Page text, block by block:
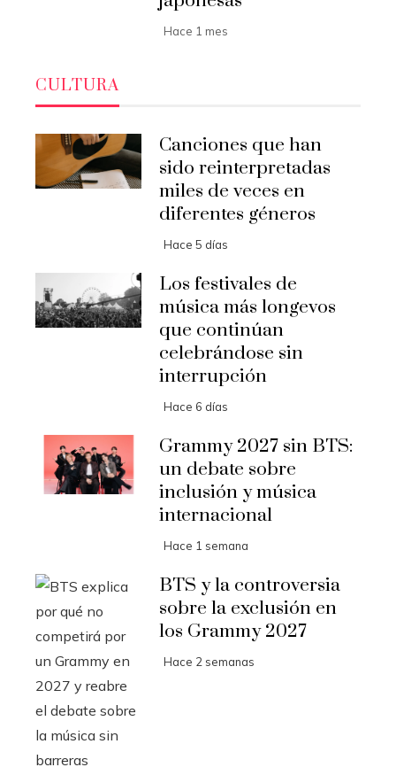
Hace 1 mes
CULTURA
Canciones que han
sido reinterpretadas
miles de veces en
diferentes géneros
Hace 5 días
Los festivales de
música más longevos
que continúan
celebrándose sin
interrupción
Hace 6 días
Grammy 2027 sin BTS:
un debate sobre
inclusión y música
internacional
Hace 1 semana
BTS y la controversia
sobre la exclusión en
los Grammy 2027
Hace 2 semanas